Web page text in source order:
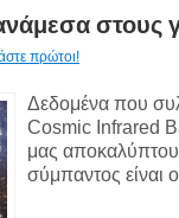
στους
πρώτοι!
Δεδομένα που
Cosmic Infrared
μας
σύμπαντος είναι